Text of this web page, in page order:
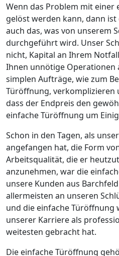
Wenn das Problem mit einer
gelöst werden kann, dann
auch das, was von unserem
durchgeführt wird. Unser
nicht, Kapital an Ihrem
Ihnen unnötige Operationen
simplen Aufträge, wie zum
Türöffnung, verkomplizieren
dass der Endpreis den
einfache Türöffnung um
Schon in den Tagen, als
angefangen hat, die Form
Arbeitsqualität, die er
anzunehmen, war die
unsere Kunden aus
allermeisten an unseren
und die einfache Türöffnung
unserer Karriere als
weitesten gebracht hat.
Die einfache Türöffnung